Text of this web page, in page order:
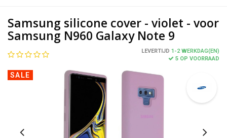
Samsung silicone cover - violet - voor
Samsung N960 Galaxy Note 9
LEVERTIJD 1-2 WERKDAG(EN)
5 OP VOORRAAD
SALE